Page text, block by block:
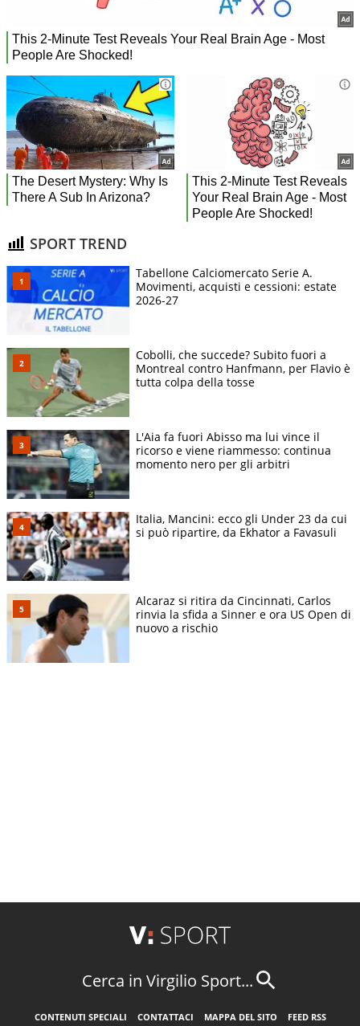
SPORT TREND
Tabellone Calciomercato Serie A.
Movimenti, acquisti e cessioni: estate
2026-27
Cobolli, che succede? Subito fuori a
Montreal contro Hanfmann, per Flavio è
tutta colpa della tosse
L'Aia fa fuori Abisso ma lui vince il
ricorso e viene riammesso: continua
momento nero per gli arbitri
Italia, Mancini: ecco gli Under 23 da cui
si può ripartire, da Ekhator a Favasuli
Alcaraz si ritira da Cincinnati, Carlos
rinvia la sfida a Sinner e ora US Open di
nuovo a rischio
Cerca in Virgilio Sport...
CONTENUTI SPECIALI CONTATTACI MAPPA DEL SITO FEED RSS